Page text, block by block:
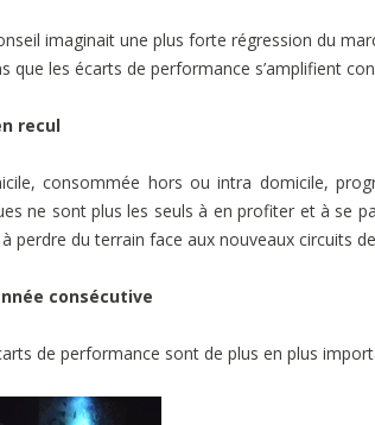
imaginait une plus forte régression du
que les écarts de performance s’amplifient
recul
consommée hors ou intra domicile,
ne sont plus les seuls à en profiter et à se
perdre du terrain face aux nouveaux circuits
consécutive
de performance sont de plus en plus